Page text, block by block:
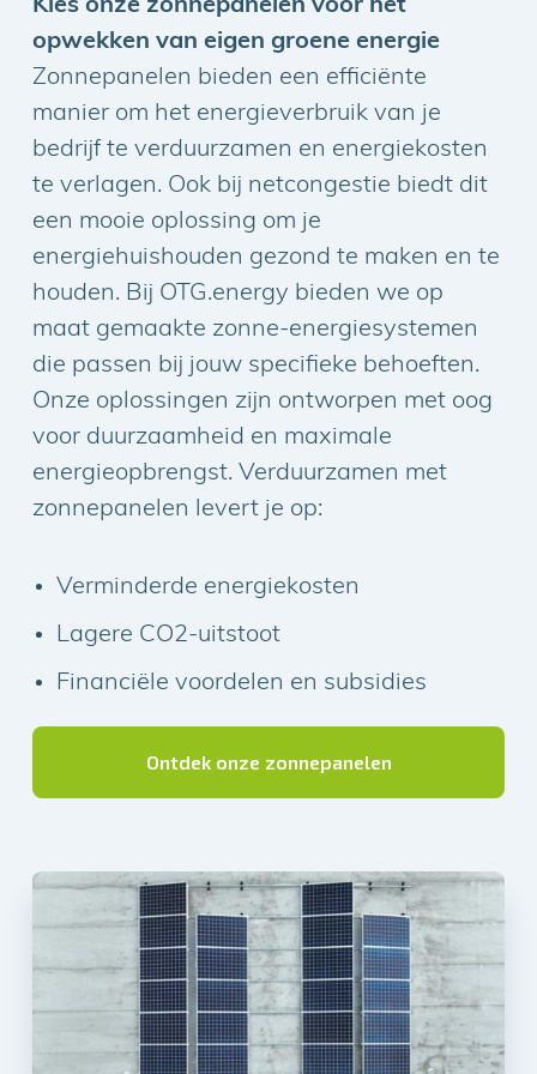
Kies onze zonnepanelen voor het
opwekken van eigen groene energie
Zonnepanelen bieden een efficiënte
manier om het energieverbruik van je
bedrijf te verduurzamen en energiekosten
te verlagen. Ook bij netcongestie biedt dit
een mooie oplossing om je
energiehuishouden gezond te maken en te
houden. Bij OTG.energy bieden we op
maat gemaakte zonne-energiesystemen
die passen bij jouw specifieke behoeften.
Onze oplossingen zijn ontworpen met oog
voor duurzaamheid en maximale
energieopbrengst. Verduurzamen met
zonnepanelen levert je op:
Verminderde energiekosten
Lagere CO2-uitstoot
Financiële voordelen en subsidies
Ontdek onze zonnepanelen